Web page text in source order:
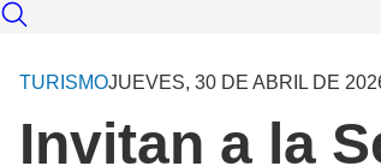
TURISMOJUEVES, 30 DE ABRIL DE
Invitan a la